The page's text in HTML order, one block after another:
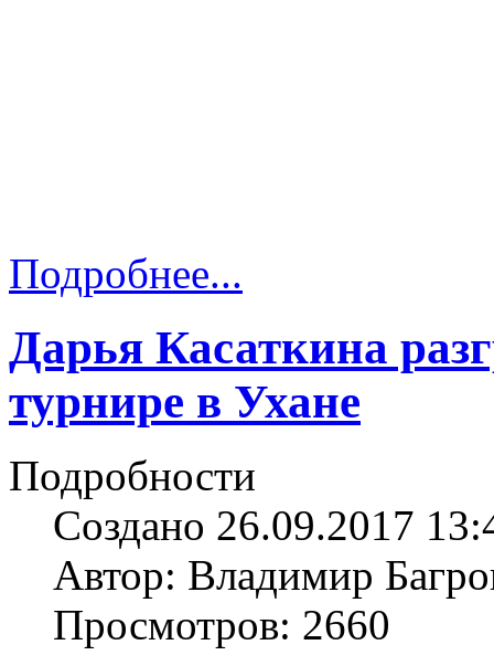
Подробнее...
Дарья Касаткина
турнире в Ухане
Подробности
Создано 26.09.2017
Автор: Владимир
Просмотров: 2660